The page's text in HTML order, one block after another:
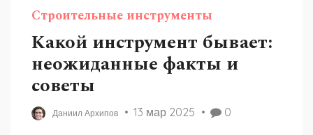
Строительные инструменты
Какой инструмент бывает:
неожиданные факты и
советы
Даниил Архипов 13 мар 2025 0